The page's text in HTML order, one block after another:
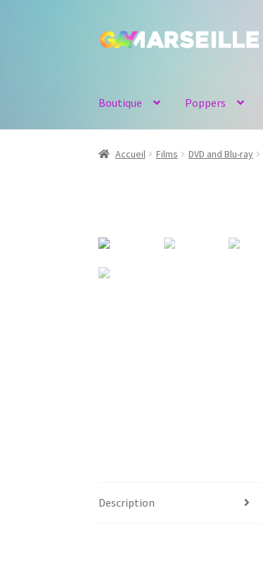
Aller
Aller
Boutique Poppers
Accueil Films DVD and Blu-ray
Description